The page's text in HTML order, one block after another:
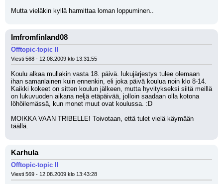
Mutta vieläkin kyllä harmittaa loman loppuminen..
Imfromfinland08
Offtopic-topic II
Viesti 568 - 12.08.2009 klo 13:31:55
Koulu alkaa mullakin vasta 18. päivä. lukujärjestys tulee olemaan
ihan samanlainen kuin ennenkin, eli joka päivä koulua noin klo 8-14.
Kaikki kokeet on sitten koulun jälkeen, mutta hyvitykseksi siitä meillä
on lukuvuoden aikana neljä etäpäivää, jolloin saadaan olla kotona
löhöilemässä, kun monet muut ovat koulussa. :D
MOIKKA VAAN TRIBELLE! Toivotaan, että tulet vielä käymään
täällä.
Karhula
Offtopic-topic II
Viesti 569 - 12.08.2009 klo 13:43:28